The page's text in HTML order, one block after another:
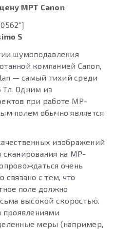
МРТ Canon
S
шумоподавления
компанией Canon,
— самый тихий среди
Тл. Одним из
при работе МР-
полем обычно является
изображений
на МР-
очень
с тем, что
поле должно
высокой скоростью.
проявлениями
меры (например,